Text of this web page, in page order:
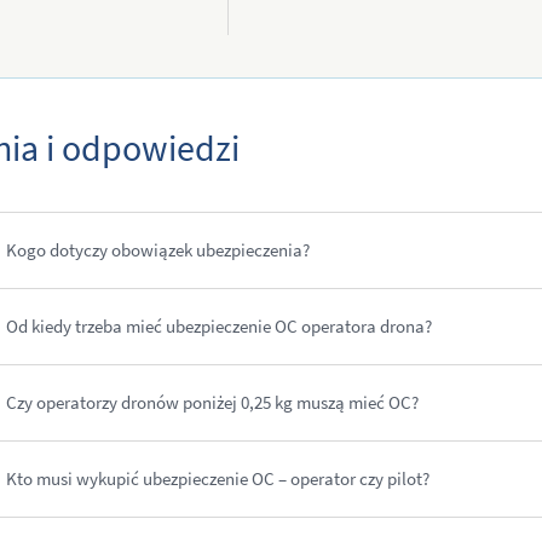
i odpowiedzi
Kogo dotyczy obowiązek ubezpieczenia?
Od kiedy trzeba mieć ubezpieczenie OC operatora drona?
Czy operatorzy dronów poniżej 0,25 kg muszą mieć OC?
Kto musi wykupić ubezpieczenie OC – operator czy pilot?